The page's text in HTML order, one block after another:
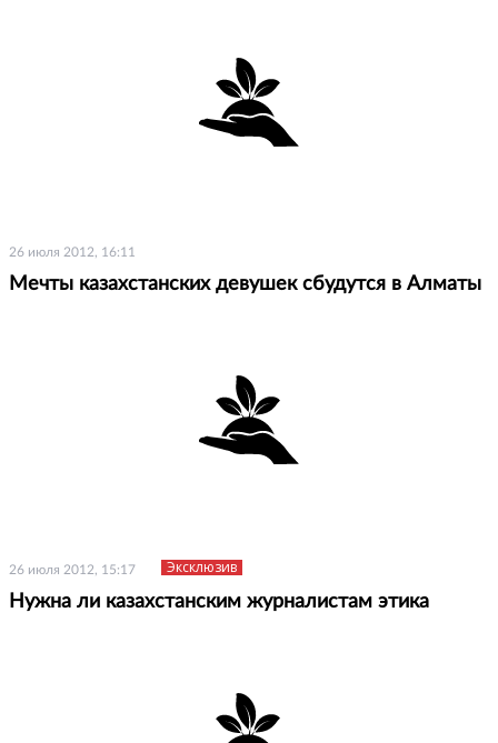
26 июля 2012, 16:11
Мечты казахстанских девушек сбудутся в Алматы
26 июля 2012, 15:17 Эксклюзив
Нужна ли казахстанским журналистам этика